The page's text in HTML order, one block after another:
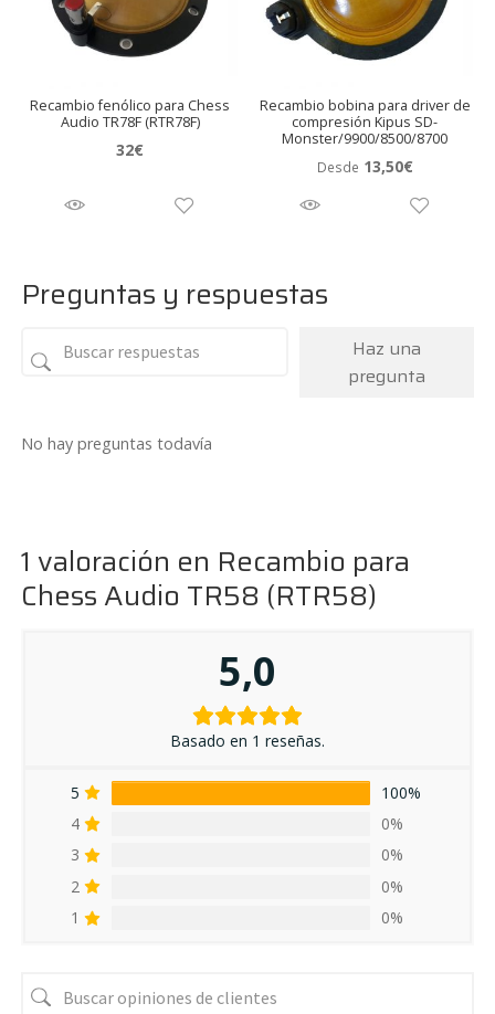
Recambio fenólico para Chess
Audio TR78F (RTR78F)
32€
Recambio bobina para driver de
compresión Kipus SD-
Monster/9900/8500/8700
Desde 13,50€
Preguntas y respuestas
Haz una
pregunta
No hay preguntas todavía
1 valoración en Recambio para
Chess Audio TR58 (RTR58)
5,0
Basado en 1 reseñas.
5
100%
4
0%
3
0%
2
0%
1
0%